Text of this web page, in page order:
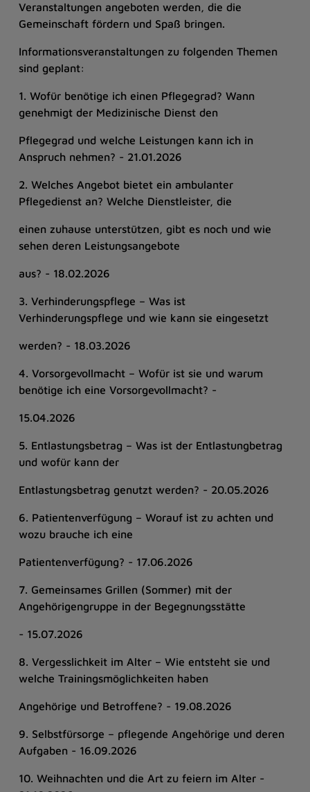
Veranstaltungen angeboten werden, die die
Gemeinschaft fördern und Spaß bringen.
Informationsveranstaltungen zu folgenden Themen
sind geplant:
1. Wofür benötige ich einen Pflegegrad? Wann
genehmigt der Medizinische Dienst den
Pflegegrad und welche Leistungen kann ich in
Anspruch nehmen? - 21.01.2026
2. Welches Angebot bietet ein ambulanter
Pflegedienst an? Welche Dienstleister, die
einen zuhause unterstützen, gibt es noch und wie
sehen deren Leistungsangebote
aus? - 18.02.2026
3. Verhinderungspflege – Was ist
Verhinderungspflege und wie kann sie eingesetzt
werden? - 18.03.2026
4. Vorsorgevollmacht – Wofür ist sie und warum
benötige ich eine Vorsorgevollmacht? -
15.04.2026
5. Entlastungsbetrag – Was ist der Entlastungbetrag
und wofür kann der
Entlastungsbetrag genutzt werden? - 20.05.2026
6. Patientenverfügung – Worauf ist zu achten und
wozu brauche ich eine
Patientenverfügung? - 17.06.2026
7. Gemeinsames Grillen (Sommer) mit der
Angehörigengruppe in der Begegnungsstätte
- 15.07.2026
8. Vergesslichkeit im Alter – Wie entsteht sie und
welche Trainingsmöglichkeiten haben
Angehörige und Betroffene? - 19.08.2026
9. Selbstfürsorge – pflegende Angehörige und deren
Aufgaben - 16.09.2026
10. Weihnachten und die Art zu feiern im Alter -